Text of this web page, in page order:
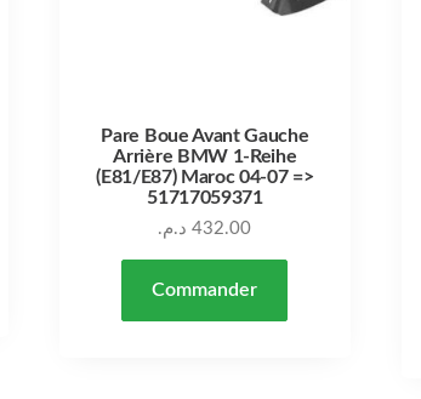
Pare Boue Avant Gauche
Arrière BMW 1-Reihe
(E81/E87) Maroc 04-07 =>
51717059371
432.00 د.م.
Commander